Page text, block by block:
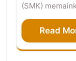
(SMK)
Read